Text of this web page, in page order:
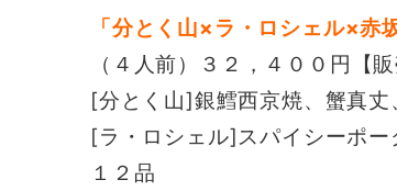
「分とく山×ラ・ロシェル×赤
（４人前）３２，４００円【
[分とく山]銀鱈西京焼、蟹真
[ラ・ロシェル]スパイシーポ
１２品